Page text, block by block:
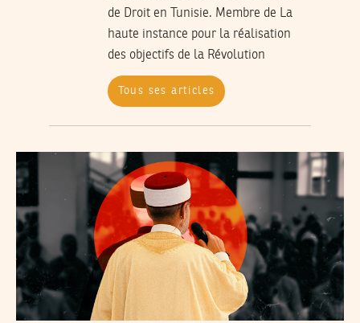
de Droit en Tunisie. Membre de La
haute instance pour la réalisation
des objectifs de la Révolution
Tous ses articles